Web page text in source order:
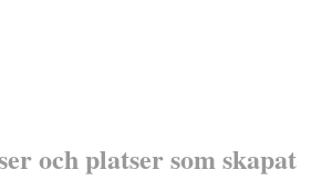
och platser som skapat